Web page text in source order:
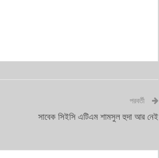
পরবর্তী
সাবেক সিইসি এটিএম শামসুল হুদা আর নেই